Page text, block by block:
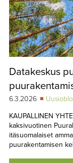
Datakeskus
6.3.2026
KAUPALLINEN
kaksivuotinen
itäsuomalaiset
puurakentamisen